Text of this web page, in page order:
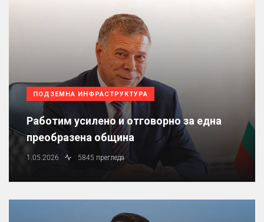
ПОДЗЕМНА ИНФРАСТРУКТУРА
Работим усилено и отговорно за една
преобразена община
1.05.2026 5845 прегледа